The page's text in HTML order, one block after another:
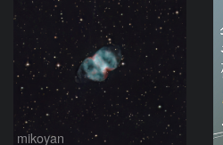
mikoyan